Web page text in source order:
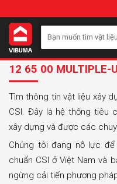
12 65 00 MULTIPLE-
Tìm thông tin vật liệu xây
CSI. Đây là hệ thống tiêu
xây dựng và được các
Chúng tôi đang nỗ lực
chuẩn CSI ở Việt Nam và
ngừng cải tiến phương